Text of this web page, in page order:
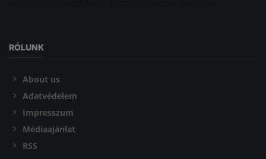
RÓLUNK
About us
Adatvédelem
Impresszum
Médiaajánlat
RSS